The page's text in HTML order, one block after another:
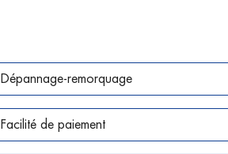
Dépannage-remorquage
Facilité de paiement